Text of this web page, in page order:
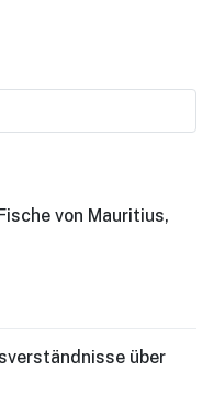
von Mauritius,
über